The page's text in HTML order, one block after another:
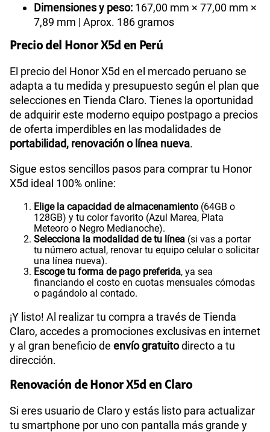
Dimensiones y peso: 167,00 mm × 77,00 mm ×
7,89 mm | Aprox. 186 gramos
Precio del Honor X5d en Perú
El precio del Honor X5d en el mercado peruano se
adapta a tu medida y presupuesto según el plan que
selecciones en Tienda Claro. Tienes la oportunidad
de adquirir este moderno equipo postpago a precios
de oferta imperdibles en las modalidades de
portabilidad, renovación o línea nueva.
Sigue estos sencillos pasos para comprar tu Honor
X5d ideal 100% online:
Elige la capacidad de almacenamiento (64GB o
128GB) y tu color favorito (Azul Marea, Plata
Meteoro o Negro Medianoche).
Selecciona la modalidad de tu línea (si vas a portar
tu número actual, renovar tu equipo celular o solicitar
una línea nueva).
Escoge tu forma de pago preferida, ya sea
financiando el costo en cuotas mensuales cómodas
o pagándolo al contado.
¡Y listo! Al realizar tu compra a través de Tienda
Claro, accedes a promociones exclusivas en internet
y al gran beneficio de envío gratuitodirecto a tu
dirección.
Renovación de Honor X5d en Claro
Si eres usuario de Claro y estás listo para actualizar
tu smartphone por uno con pantalla más grande y